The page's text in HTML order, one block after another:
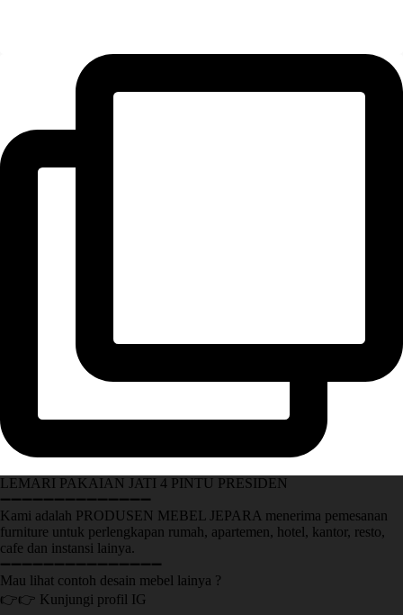
LEMARI PAKAIAN JATI 4 PINTU PRESIDEN
➖➖➖➖➖➖➖➖➖➖➖➖➖➖
Kami adalah PRODUSEN MEBEL JEPARA menerima pemesanan
furniture untuk perlengkapan rumah, apartemen, hotel, kantor, resto,
cafe dan instansi lainya.
➖➖➖➖➖➖➖➖➖➖➖➖➖➖➖
Mau lihat contoh desain mebel lainya ?
👉👉 Kunjungi profil IG